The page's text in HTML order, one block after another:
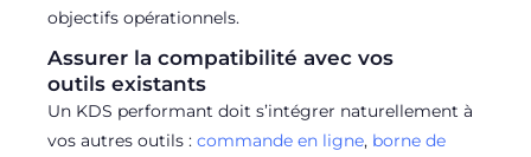
objectifs opérationnels.
Assurer la compatibilité avec vos
outils existants
Un KDS performant doit s’intégrer naturellement à
vos autres outils : commande en ligne, borne de